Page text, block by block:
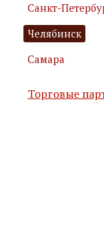
Я соглашаюсь с
данных
Санкт-
Челябинск
Самара
Торговые